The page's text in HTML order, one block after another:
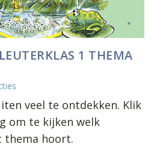
1 THEMA
veel te ontdekken. Klik
om te kijken welk
thema hoort.